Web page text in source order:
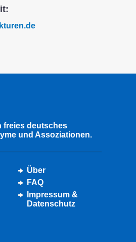
freies deutsches
und Assoziationen.
Über
FAQ
Impressum &
Datenschutz